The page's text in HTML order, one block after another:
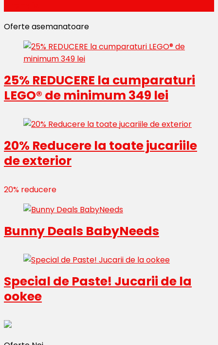
Oferte asemanatoare
25% REDUCERE la cumparaturi
LEGO® de minimum 349 lei
20% Reducere la toate jucariile
de exterior
20% reducere
Bunny Deals BabyNeeds
Special de Paste! Jucarii de la
ookee